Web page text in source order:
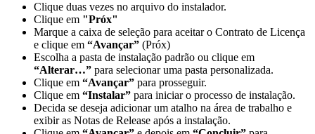
Clique duas vezes no arquivo do instalador.
Clique em "Próx"
Marque a caixa de seleção para aceitar o Contrato de Licença
e clique em “Avançar” (Próx)
Escolha a pasta de instalação padrão ou clique em
“Alterar…” para selecionar uma pasta personalizada.
Clique em “Avançar” para prosseguir.
Clique em “Instalar” para iniciar o processo de instalação.
Decida se deseja adicionar um atalho na área de trabalho e
exibir as Notas de Release após a instalação.